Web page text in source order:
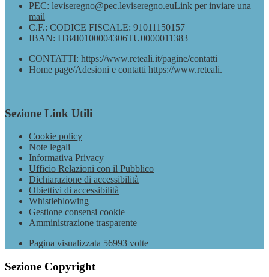
PEC: leviseregno@pec.leviseregno.euLink per inviare una
mail
C.F.: CODICE FISCALE: 91011150157
IBAN: IT84I0100004306TU0000011383
CONTATTI: https://www.reteali.it/pagine/contatti
Home page/Adesioni e contatti https://www.reteali.
Sezione Link Utili
Cookie policy
Note legali
Informativa Privacy
Ufficio Relazioni con il Pubblico
Dichiarazione di accessibilità
Obiettivi di accessibilità
Whistleblowing
Gestione consensi cookie
Amministrazione trasparente
Pagina visualizzata 56993 volte
Sezione Copyright